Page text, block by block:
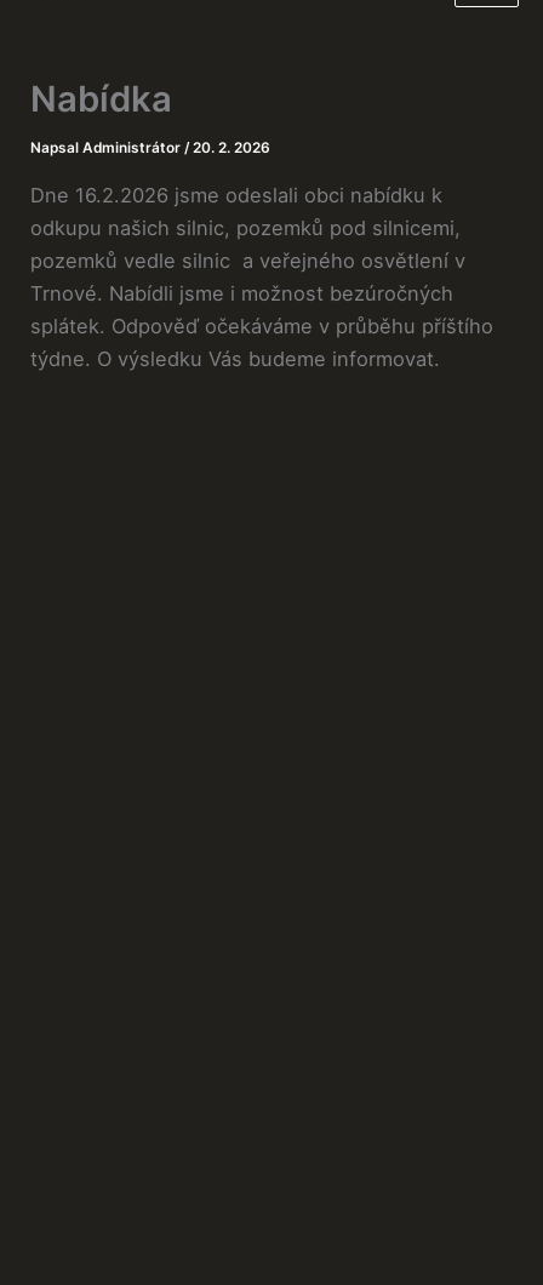
Nabídka
NapsalAdministrátor/20. 2. 2026
Dne 16.2.2026 jsme odeslali obci nabídku k
odkupu našich silnic, pozemků pod silnicemi,
pozemků vedle silnic a veřejného osvětlení v
Trnové. Nabídli jsme i možnost bezúročných
splátek. Odpověď očekáváme v průběhu příštího
týdne. O výsledku Vás budeme informovat.